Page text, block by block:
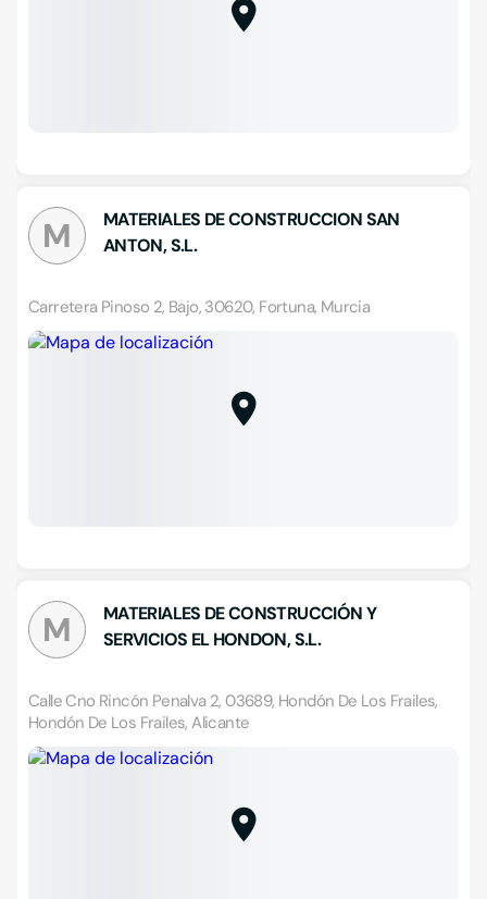
M
MATERIALES DE CONSTRUCCION SAN
ANTON, S.L.
Carretera Pinoso 2, Bajo, 30620, Fortuna, Murcia
M
MATERIALES DE CONSTRUCCIÓN Y
SERVICIOS EL HONDON, S.L.
Calle Cno Rincón Penalva 2, 03689, Hondón De Los Frailes,
Hondón De Los Frailes, Alicante